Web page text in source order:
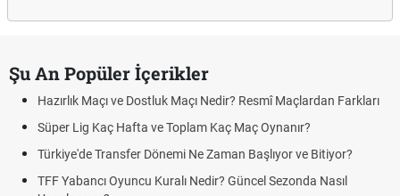
Şu An Popüler İçerikler
Hazırlık Maçı ve Dostluk Maçı Nedir? Resmî Maçlardan Farkları
Süper Lig Kaç Hafta ve Toplam Kaç Maç Oynanır?
Türkiye'de Transfer Dönemi Ne Zaman Başlıyor ve Bitiyor?
TFF Yabancı Oyuncu Kuralı Nedir? Güncel Sezonda Nasıl